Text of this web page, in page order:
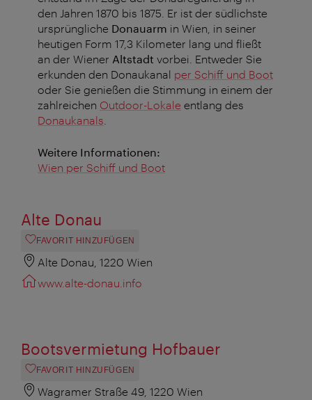
den Jahren 1870 bis 1875. Er ist der südlichste
ursprüngliche Donauarm in Wien, in seiner
heutigen Form 17,3 Kilometer lang und fließt
an der Wiener Altstadt vorbei. Entweder Sie
erkunden den Donaukanal per Schiff und Boot
oder Sie genießen die Stimmung in einem der
zahlreichen Outdoor-Lokale entlang des
Donaukanals
Weitere Informationen:
Wien per Schiff und Boot
Alte Donau
FAVORIT HINZUFÜGEN
Alte Donau, 1220 Wien
www.alte-donau.info
Bootsvermietung Hofbauer
FAVORIT HINZUFÜGEN
Wagramer Straße 49, 1220 Wien